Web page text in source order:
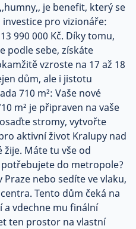
je benefit, který se
investice pro vizionáře:
990 000 Kč. Díky tomu,
podle sebe, získáte
vzroste na 17 až 18
dům, ale i jistotu
710 m²: Vaše nové
m² je připraven na vaše
stromy, vytvořte
aktivní život Kralupy nad
Máte tu vše od
do metropole?
nebo sedíte ve vlaku,
Tento dům čeká na
a vdechne mu finální
ten prostor na vlastní